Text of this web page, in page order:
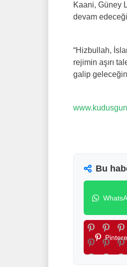
Kaani, Güney
devam
“Hizbullah,
rejimin aşırı
galip
Bu